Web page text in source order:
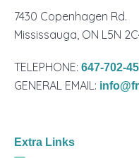
7430 Copenhagen Rd.
Mississauga, ON L5N
TELEPHONE:647-702-
GENERAL EMAIL:
Extra Links